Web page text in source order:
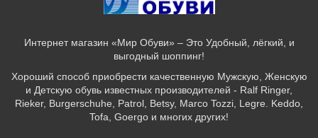
Интернет магазин «Мир Обуви» – Это Удобный, лёгкий, и
выгодный шоппинг!
Хороший способ приобрести качественную Мужскую, Женскую
и Детскую обувь известных производителей - Ralf Ringer,
Rieker, Burgerschuhe, Patrol, Betsy, Marco Tozzi, Legre. Keddo,
Tofa, Goergo и многих других!